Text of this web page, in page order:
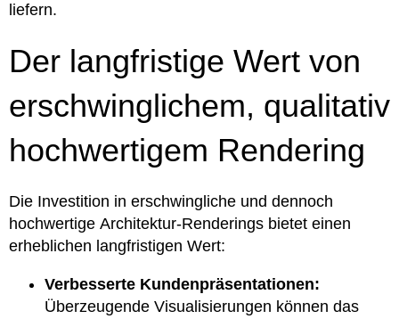
liefern.
Der langfristige Wert von
erschwinglichem, qualitativ
hochwertigem Rendering
Die Investition in erschwingliche und dennoch
hochwertige Architektur-Renderings bietet einen
erheblichen langfristigen Wert:
Verbesserte Kundenpräsentationen:
Überzeugende Visualisierungen können das